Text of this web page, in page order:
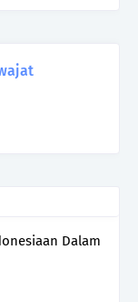
Dalam